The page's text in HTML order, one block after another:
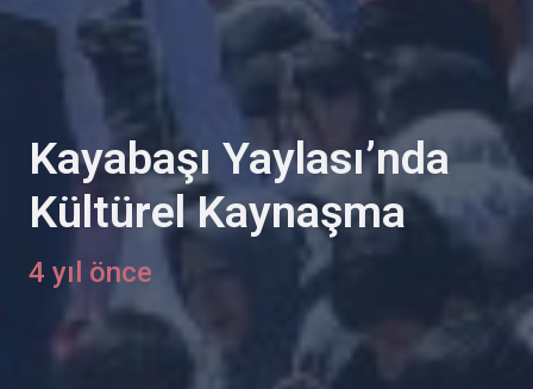
Kayabaşı Yaylası’nda
Kültürel Kaynaşma
4 yıl önce